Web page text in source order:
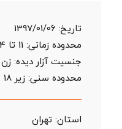
تاریخ: 1397/01/06
محدوده زمانی: 11 تا 14 ظهر
جنسیت آزار دیده: زن
محدوده سنی: زیر 18 سال
استان: تهران